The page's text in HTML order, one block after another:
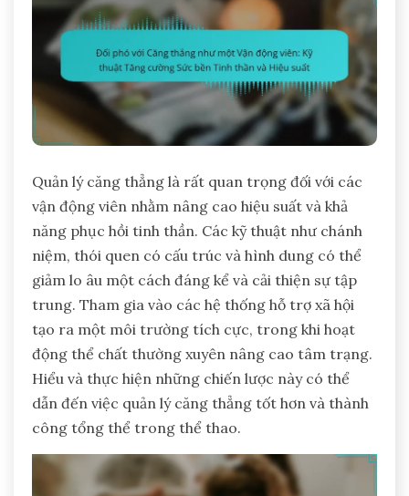
Quản lý căng thẳng là rất quan trọng đối với các
vận động viên nhằm nâng cao hiệu suất và khả
năng phục hồi tinh thần. Các kỹ thuật như chánh
niệm, thói quen có cấu trúc và hình dung có thể
giảm lo âu một cách đáng kể và cải thiện sự tập
trung. Tham gia vào các hệ thống hỗ trợ xã hội
tạo ra một môi trường tích cực, trong khi hoạt
động thể chất thường xuyên nâng cao tâm trạng.
Hiểu và thực hiện những chiến lược này có thể
dẫn đến việc quản lý căng thẳng tốt hơn và thành
công tổng thể trong thể thao.